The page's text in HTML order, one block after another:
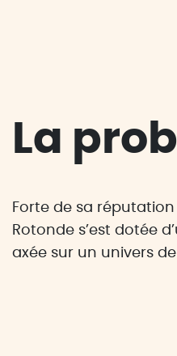
La
Forte de sa
Rotonde s’est dotée
axée sur un univers